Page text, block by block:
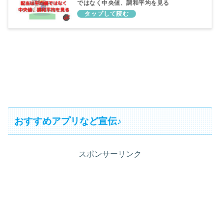
ではなく中央値、調和平均を見る
おすすめアプリなど宣伝♪
スポンサーリンク